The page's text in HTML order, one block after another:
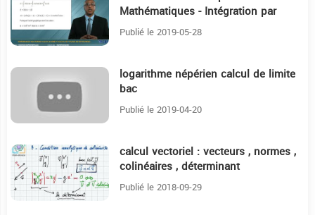
Mathématiques - Intégration par
partie calcul d’aire
Publié le 2019-05-28
logarithme népérien calcul de limite
bac
Publié le 2019-04-20
16:18 calcul vectoriel : vecteurs , normes ,
colinéaires , déterminant
Publié le 2018-09-29